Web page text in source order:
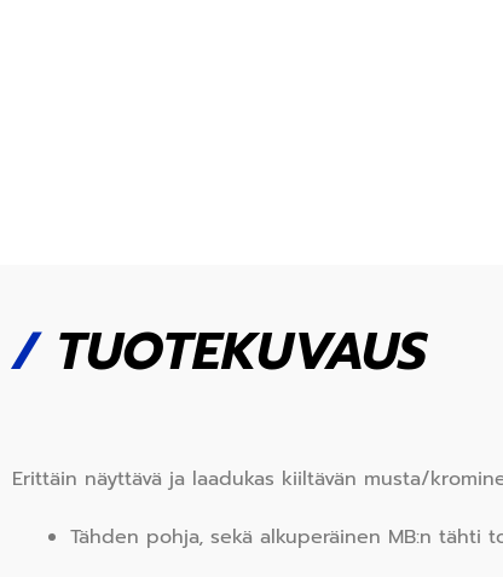
/TUOTEKUVAUS
Erittäin näyttävä ja laadukas kiiltävän musta/
Tähden pohja, sekä alkuperäinen MB:n tähti